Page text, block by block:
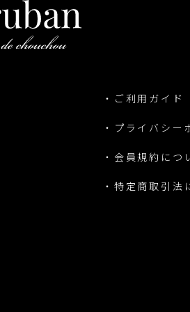
・ご利用ガイド
・プライバシー
・会員規約につ
・特定商取引法